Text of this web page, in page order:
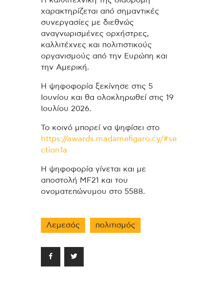
χαρακτηρίζεται από σημαντικές
συνεργασίες με διεθνώς
αναγνωρισμένες ορχήστρες,
καλλιτέχνες και πολιτιστικούς
οργανισμούς από την Ευρώπη και
την Αμερική.
Η ψηφοφορία ξεκίνησε στις 5
Ιουνίου και θα ολοκληρωθεί στις 19
Ιουλίου 2026.
Το κοινό μπορεί να ψηφίσει στο
https://awards.madamefigaro.cy/#se
ction1a
Η ψηφοφορία γίνεται και με
αποστολή MF21 και του
ονοματεπώνυμου στο 5588.
Λεμεσός πολιτισμός